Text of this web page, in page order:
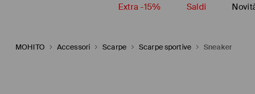
Extra -15% Saldi
MOHITO Accessori Scarpe Scarpe sportive Sneaker